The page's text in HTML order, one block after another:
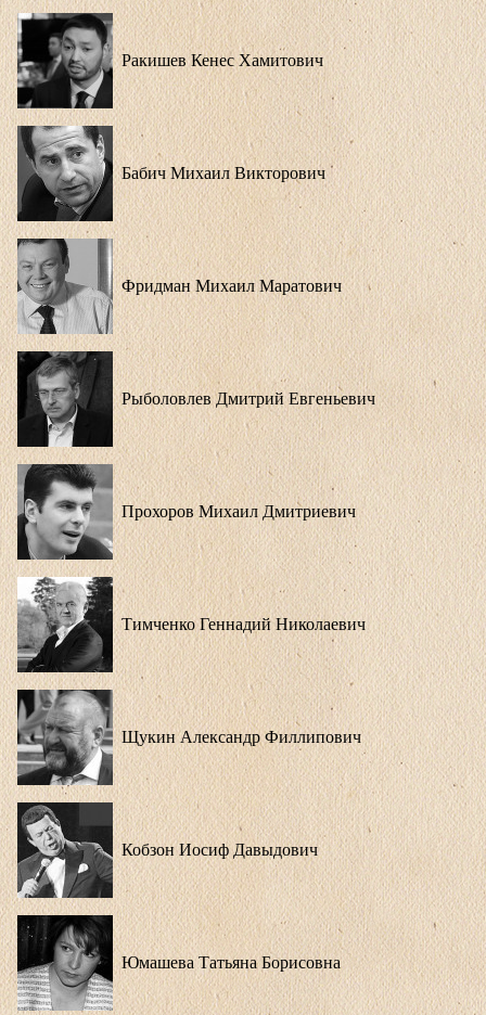
Ракишев Кенес Хамитович
Бабич Михаил Викторович
Фридман Михаил Маратович
Рыболовлев Дмитрий Евгеньевич
Прохоров Михаил Дмитриевич
Тимченко Геннадий Николаевич
Щукин Александр Филлипович
Кобзон Иосиф Давыдович
Юмашева Татьяна Борисовна